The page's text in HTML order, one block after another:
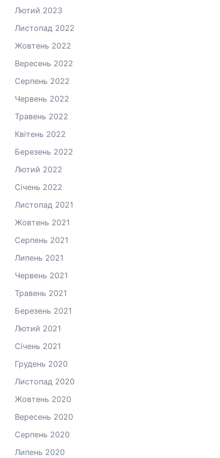
Лютий 2023
Листопад 2022
Жовтень 2022
Вересень 2022
Серпень 2022
Червень 2022
Травень 2022
Квітень 2022
Березень 2022
Лютий 2022
Січень 2022
Листопад 2021
Жовтень 2021
Серпень 2021
Липень 2021
Червень 2021
Травень 2021
Березень 2021
Лютий 2021
Січень 2021
Грудень 2020
Листопад 2020
Жовтень 2020
Вересень 2020
Серпень 2020
Липень 2020